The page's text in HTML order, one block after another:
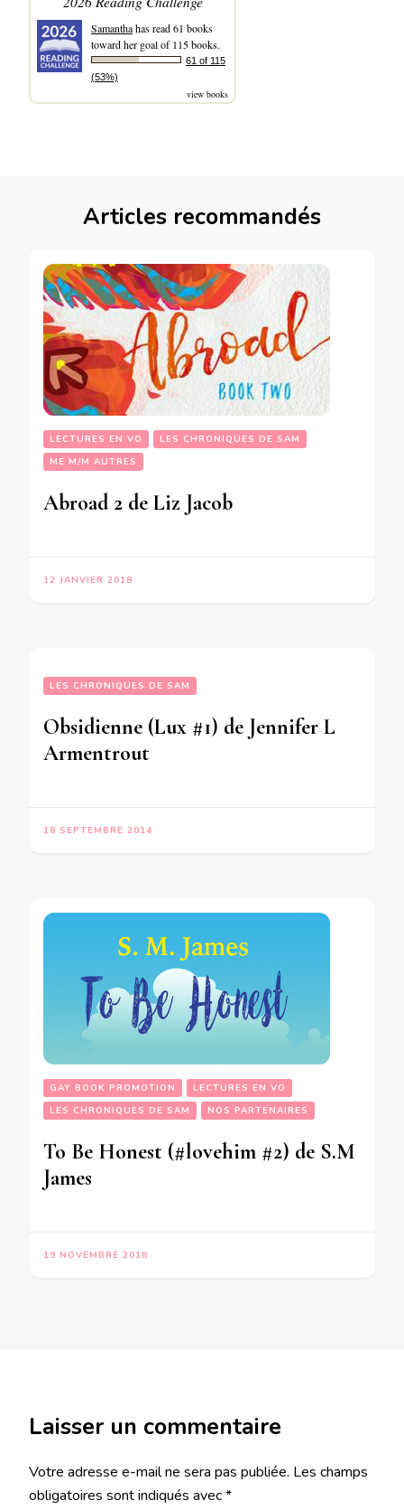
Samanthahas read 61 books
toward her goal of 115 books.
61 of 115
(53%)
view books
Articles recommandés
LECTURES EN VO
LES CHRONIQUES DE SAM
ME M/M AUTRES
Abroad 2 de Liz Jacob
12 JANVIER 2018
LES CHRONIQUES DE SAM
Obsidienne (Lux #1) de Jennifer L
Armentrout
18 SEPTEMBRE 2014
GAY BOOK PROMOTION
LECTURES EN VO
LES CHRONIQUES DE SAM
NOS PARTENAIRES
To Be Honest (#lovehim #2) de S.M
James
19 NOVEMBRE 2018
Laisser un commentaire
Votre adresse e-mail ne sera pas publiée. Les champs
obligatoires sont indiqués avec*